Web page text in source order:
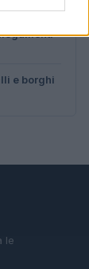
e borghi
le